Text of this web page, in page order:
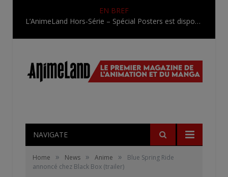
EN BREF
L’AnimeLand Hors-Série – Spécial Posters est disponible !
NAVIGATE
Home » News » Anime »
Blue Spring Ride
annoncé chez Black Box (trailer)